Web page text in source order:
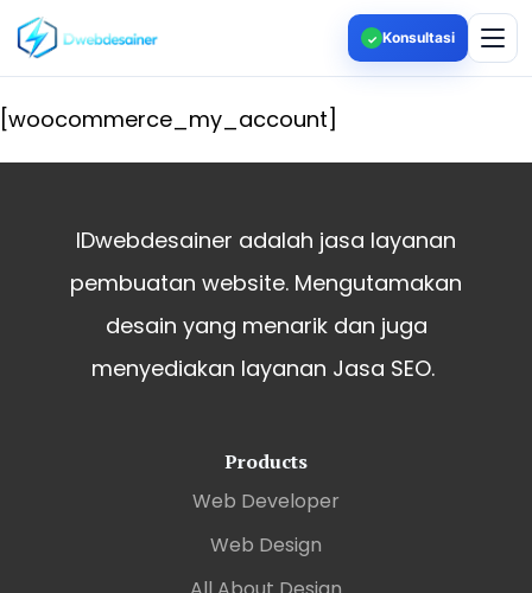
✓ Konsultasi
[woocommerce_my_account]
IDwebdesainer adalah jasa layanan
pembuatan website. Mengutamakan
desain yang menarik dan juga
menyediakan layanan Jasa SEO.
Products
Web Developer
Web Design